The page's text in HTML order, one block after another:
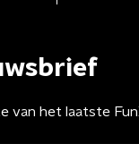
van het laatste